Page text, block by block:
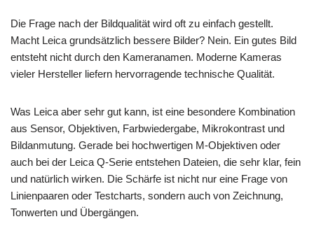
Die Frage nach der Bildqualität wird oft zu einfach gestellt.
Macht Leica grundsätzlich bessere Bilder? Nein. Ein gutes Bild
entsteht nicht durch den Kameranamen. Moderne Kameras
vieler Hersteller liefern hervorragende technische Qualität.
Was Leica aber sehr gut kann, ist eine besondere Kombination
aus Sensor, Objektiven, Farbwiedergabe, Mikrokontrast und
Bildanmutung. Gerade bei hochwertigen M-Objektiven oder
auch bei der Leica Q-Serie entstehen Dateien, die sehr klar, fein
und natürlich wirken. Die Schärfe ist nicht nur eine Frage von
Linienpaaren oder Testcharts, sondern auch von Zeichnung,
Tonwerten und Übergängen.